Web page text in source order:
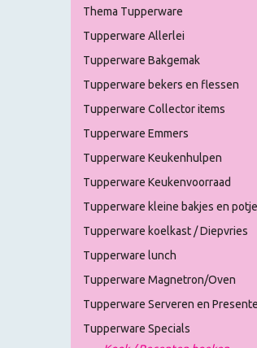
Thema Tupperware
Tupperware Allerlei
Tupperware Bakgemak
Tupperware bekers en flessen
Tupperware Collector items
Tupperware Emmers
Tupperware Keukenhulpen
Tupperware Keukenvoorraad
Tupperware kleine bakjes en
Tupperware koelkast / Diepvries
Tupperware lunch
Tupperware Magnetron/Oven
Tupperware Serveren en
Tupperware Specials